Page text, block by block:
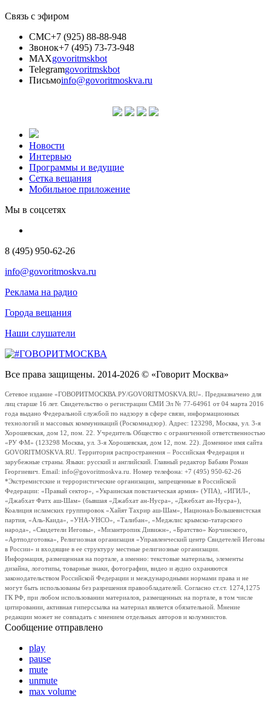
Связь с эфиром
СМС+7 (925) 88-88-948
Звонок+7 (495) 73-73-948
MAXgovoritmskbot
Telegramgovoritmskbot
Письмоinfo@govoritmoskva.ru
Новости
Интервью
Программы и ведущие
Сетка вещания
Мобильное приложение
Мы в соцсетях
8 (495) 950-62-26
info@govoritmoskva.ru
Реклама на радио
Города вещания
Наши слушатели
Все права защищены. 2014-2026 © «Говорит Москва»
Сетевое издание «ГОВОРИТМОСКВА.РУ/GOVORITMOSKVA.RU». Предназначено для
лиц старше 16 лет. Свидетельство о регистрации СМИ Эл № 77-64961 от 04 марта 2016
года выдано Федеральной службой по надзору в сфере связи, информационных
технологий и массовых коммуникаций (Роскомнадзор). Адрес: 123298, Москва, ул. 3-я
Хорошевская, дом 12, пом. 22. Учредитель Общество с ограниченной ответственностью
«РУ ФМ» (123298 Москва, ул. 3-я Хорошевская, дом 12, пом. 22). Доменное имя сайта
GOVORITMOSKVA.RU. Территория распространения – Российская Федерация и
зарубежные страны. Языки: русский и английский. Главный редактор Бабаян Роман
Георгиевич. Email: info@govoritmoskva.ru. Номер телефона: +7 (495) 950-62-26
*Экстремистские и террористические организации, запрещенные в Российской
Федерации: «Правый сектор», «Украинская повстанческая армия» (УПА), «ИГИЛ»,
«Джабхат Фатх аш-Шам» (бывшая «Джабхат ан-Нусра», «Джебхат ан-Нусра»),
Коалиция исламских группировок «Хайят Тахрир аш-Шам», Национал-Большевистская
партия, «Аль-Каида», «УНА-УНСО», «Талибан», «Меджлис крымско-татарского
народа», «Свидетели Иеговы», «Мизантропик Дивижн», «Братство» Корчинского,
«Артподготовка», Религиозная организация «Управленческий центр Свидетелей Иеговы
в России» и входящие в ее структуру местные религиозные организации.
Информация, размещенная на портале, а именно: текстовые материалы, элементы
дизайна, логотипы, товарные знаки, фотографии, видео и аудио охраняются
законодательством Российской Федерации и международными нормами права и не
могут быть использованы без разрешения правообладателей. Согласно ст.ст. 1274,1275
ГК РФ, при любом использовании материалов, размещенных на портале, в том числе
цитировании, активная гиперссылка на материал является обязательной. Мнение
редакции может не совпадать с мнением отдельных авторов и колумнистов.
Сообщение отправлено
play
pause
mute
unmute
max volume